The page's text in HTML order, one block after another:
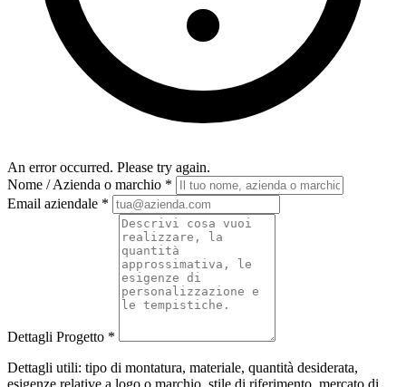
An error occurred. Please try again.
Nome / Azienda o marchio *
Email aziendale *
Dettagli Progetto *
Dettagli utili: tipo di montatura, materiale, quantità desiderata,